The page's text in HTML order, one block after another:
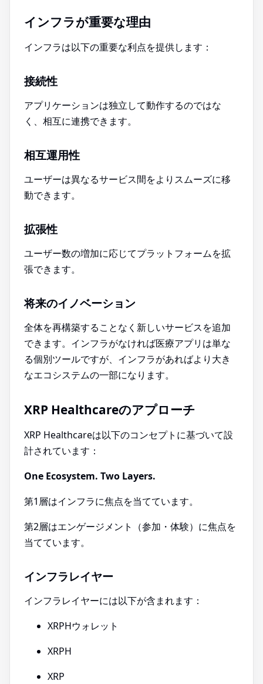
インフラが重要な理由
インフラは以下の重要な利点を提供します：
接続性
アプリケーションは独立して動作するのではな
く、相互に連携できます。
相互運用性
ユーザーは異なるサービス間をよりスムーズに移
動できます。
拡張性
ユーザー数の増加に応じてプラットフォームを拡
張できます。
将来のイノベーション
全体を再構築することなく新しいサービスを追加
できます。インフラがなければ医療アプリは単な
る個別ツールですが、インフラがあればより大き
なエコシステムの一部になります。
XRP Healthcareのアプローチ
XRP Healthcareは以下のコンセプトに基づいて設
計されています：
One Ecosystem. Two Layers.
第1層はインフラに焦点を当てています。
第2層はエンゲージメント（参加・体験）に焦点を
当てています。
インフラレイヤー
インフラレイヤーには以下が含まれます：
XRPHウォレット
XRPH
XRP